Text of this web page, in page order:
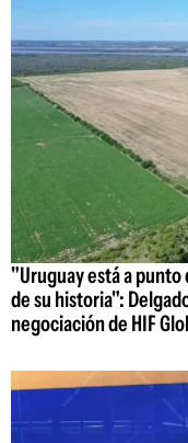
"Uruguay está a
de su historia":
negociación de HIF